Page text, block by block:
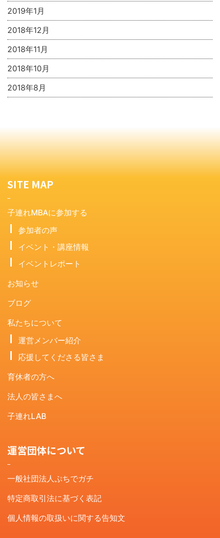
2019年1月
2018年12月
2018年11月
2018年10月
2018年8月
SITE MAP
子連れMBAに参加する
参加者の声
イベント・講座情報
イベントレポート
お知らせ
ブログ
私たちについて
運営メンバー紹介
応援してくださる皆さま
育休者の方へ
法人の皆さまへ
子連れLAB
運営団体について
一般社団法人ぷちでガチ
特定商取引法に基づく表記
個人情報の取扱いに関する告知文